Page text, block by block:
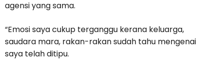
agensi yang sama.
“Emosi saya cukup terganggu kerana keluarga,
saudara mara, rakan-rakan sudah tahu mengenai
saya telah ditipu.